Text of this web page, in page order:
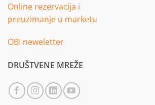
Online rezervacija i
preuzimanje u marketu
OBI neweletter
DRUŠTVENE MREŽE